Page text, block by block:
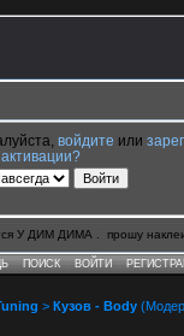
войдите или
У ДИМ ДИМА . прошу
ПОИСК ВОЙТИ
> Кузов - Body